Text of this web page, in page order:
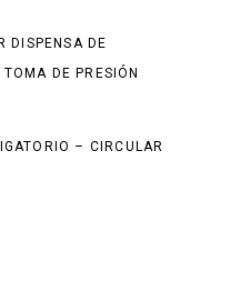
DISPENSA DE
DE PRESIÓN
– CIRCULAR